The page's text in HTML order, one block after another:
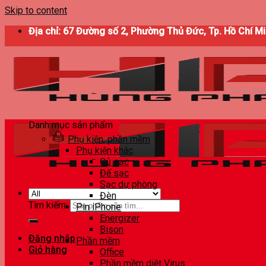
Skip to content
Địa chỉ: 67 Đường số 2, Phường Thủ Đức, Tp. Hồ Chí
Tìm kiếm:
Đăng nhập
Giỏ hàng
Danh mục sản phẩm
Phụ kiện, phần mềm
Phụ kiện khác
Củ sạc
Đế sạc
Sạc dự phòng
Đèn
Pin iPhone
Energizer
Bison
Phần mềm
Office
Phần mềm diệt Virus